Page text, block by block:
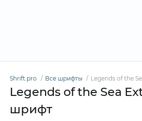
Shrift.pro Все шрифты Legends of the
Legends of the Sea
шрифт